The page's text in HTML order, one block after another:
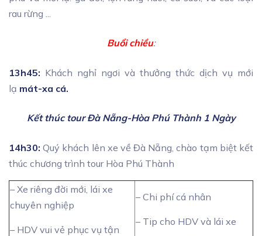
rau rừng ...
Buổi chiều:
13h45: Khách nghỉ ngơi và thưởng thức dịch vụ mới
lạ mát-xa cá.
Kết thúc tour Đà Nẵng-Hòa Phú Thành 1 Ngày
14h30: Quý khách lên xe về Đà Nẵng, chào tạm biệt kết
thúc chương trình tour Hòa Phú Thành
– Xe riêng đời mới, lái xe
chuyên nghiệp
– HDV vui vẻ phục vụ tận
– Chi phí cá nhân
– Tip cho HDV và lái xe